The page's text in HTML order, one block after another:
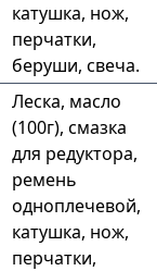
катушка, нож,
перчатки,
беруши, свеча.
Леска, масло
(100г), смазка
для редуктора,
ремень
одноплечевой,
катушка, нож,
перчатки,